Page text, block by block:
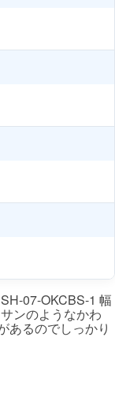
07-OKCBS-1 幅
ンのようなかわ
あるのでしっかり